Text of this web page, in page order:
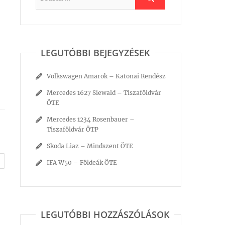
LEGUTÓBBI BEJEGYZÉSEK
Volkswagen Amarok – Katonai Rendész
Mercedes 1627 Siewald – Tiszaföldvár
ÖTE
Mercedes 1234 Rosenbauer –
Tiszaföldvár ÖTP
Skoda Liaz – Mindszent ÖTE
IFA W50 – Földeák ÖTE
LEGUTÓBBI HOZZÁSZÓLÁSOK